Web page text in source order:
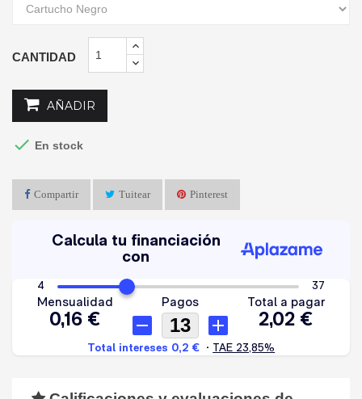
CANTIDAD
AÑADIR
 En stock
Compartir Tuitear Pinterest